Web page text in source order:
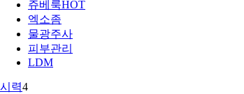
쥬베룩HOT
엑소좀
물광주사
피부관리
LDM
시력4